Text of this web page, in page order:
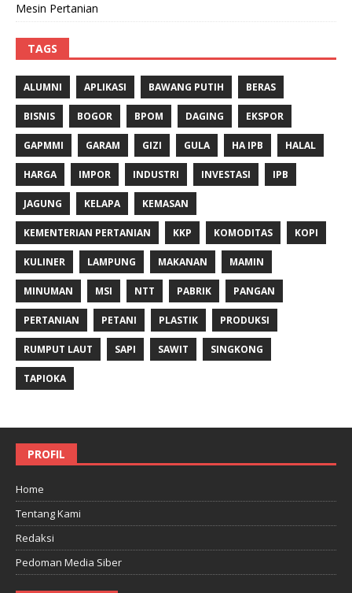
Mesin Pertanian
TAGS
ALUMNI APLIKASI BAWANG PUTIH BERAS
BISNIS BOGOR BPOM DAGING EKSPOR
GAPMMI GARAM GIZI GULA HA IPB HALAL
HARGA IMPOR INDUSTRI INVESTASI IPB
JAGUNG KELAPA KEMASAN
KEMENTERIAN PERTANIAN KKP KOMODITAS KOPI
KULINER LAMPUNG MAKANAN MAMIN
MINUMAN MSI NTT PABRIK PANGAN
PERTANIAN PETANI PLASTIK PRODUKSI
RUMPUT LAUT SAPI SAWIT SINGKONG
TAPIOKA
PROFIL
Home
Tentang Kami
Redaksi
Pedoman Media Siber